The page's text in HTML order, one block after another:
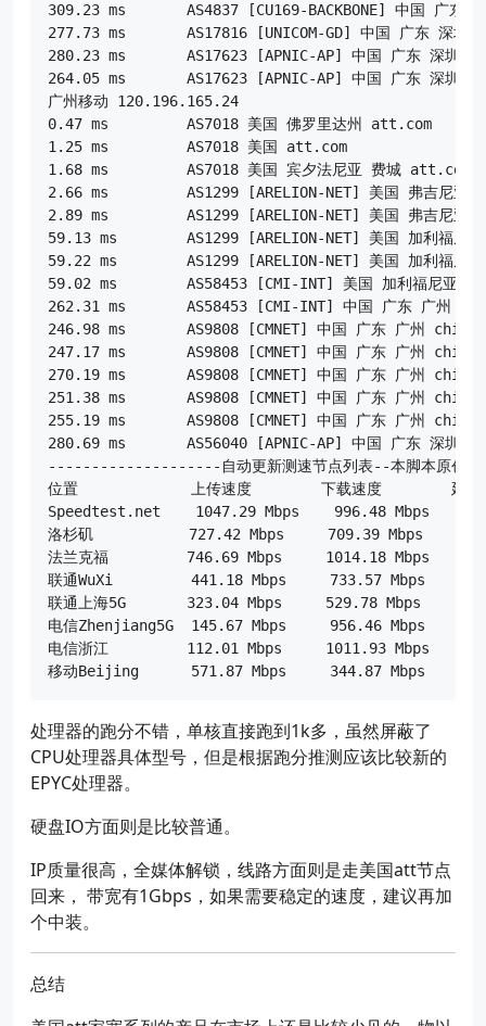
309.23 ms       AS4837 [CU169-BACKBONE] 中国 广东
277.73 ms       AS17816 [UNICOM-GD] 中国 广东 深圳
280.23 ms       AS17623 [APNIC-AP] 中国 广东 深圳
264.05 ms       AS17623 [APNIC-AP] 中国 广东 深圳
广州移动 120.196.165.24
0.47 ms         AS7018 美国 佛罗里达州 att.com
1.25 ms         AS7018 美国 att.com
1.68 ms         AS7018 美国 宾夕法尼亚 费城 att.com
2.66 ms         AS1299 [ARELION-NET] 美国 弗吉尼亚
2.89 ms         AS1299 [ARELION-NET] 美国 弗吉尼亚
59.13 ms        AS1299 [ARELION-NET] 美国 加利福尼
59.22 ms        AS1299 [ARELION-NET] 美国 加利福尼
59.02 ms        AS58453 [CMI-INT] 美国 加利福尼亚 洛
262.31 ms       AS58453 [CMI-INT] 中国 广东 广州
246.98 ms       AS9808 [CMNET] 中国 广东 广州
247.17 ms       AS9808 [CMNET] 中国 广东 广州
270.19 ms       AS9808 [CMNET] 中国 广东 广州
251.38 ms       AS9808 [CMNET] 中国 广东 广州
255.19 ms       AS9808 [CMNET] 中国 广东 广州
280.69 ms       AS56040 [APNIC-AP] 中国 广东 深圳
--------------------自动更新测速节点列表--本脚本
位置             上传速度        下载速度        延迟
Speedtest.net    1047.29 Mbps    996.48 Mbps
洛杉矶           727.42 Mbps     709.39 Mbps
法兰克福         746.69 Mbps     1014.18 Mbps
联通WuXi         441.18 Mbps     733.57 Mbps
联通上海5G       323.04 Mbps     529.78 Mbps
电信Zhenjiang5G  145.67 Mbps     956.46 Mbps
电信浙江         112.01 Mbps     1011.93 Mbps
处理器的跑分不错，单核直接跑到1k多，虽然屏蔽了
CPU处理器具体型号，但是根据跑分推测应该比较新的
EPYC处理器。
硬盘IO方面则是比较普通。
IP质量很高，全媒体解锁，线路方面则是走美国att节点
回来， 带宽有1Gbps，如果需要稳定的速度，建议再加
个中装。
总结